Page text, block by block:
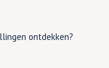
ontdekken?